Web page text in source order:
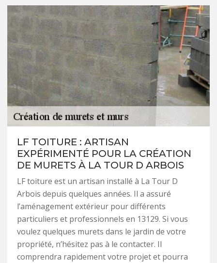
LF TOITURE : ARTISAN
EXPÉRIMENTÉ POUR LA CRÉATION
DE MURETS À LA TOUR D ARBOIS
LF toiture est un artisan installé à La Tour D
Arbois depuis quelques années. Il a assuré
l’aménagement extérieur pour différents
particuliers et professionnels en 13129. Si vous
voulez quelques murets dans le jardin de votre
propriété, n’hésitez pas à le contacter. Il
comprendra rapidement votre projet et pourra